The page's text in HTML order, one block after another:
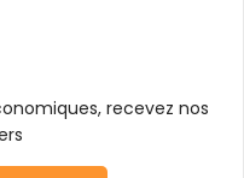
recevez nos